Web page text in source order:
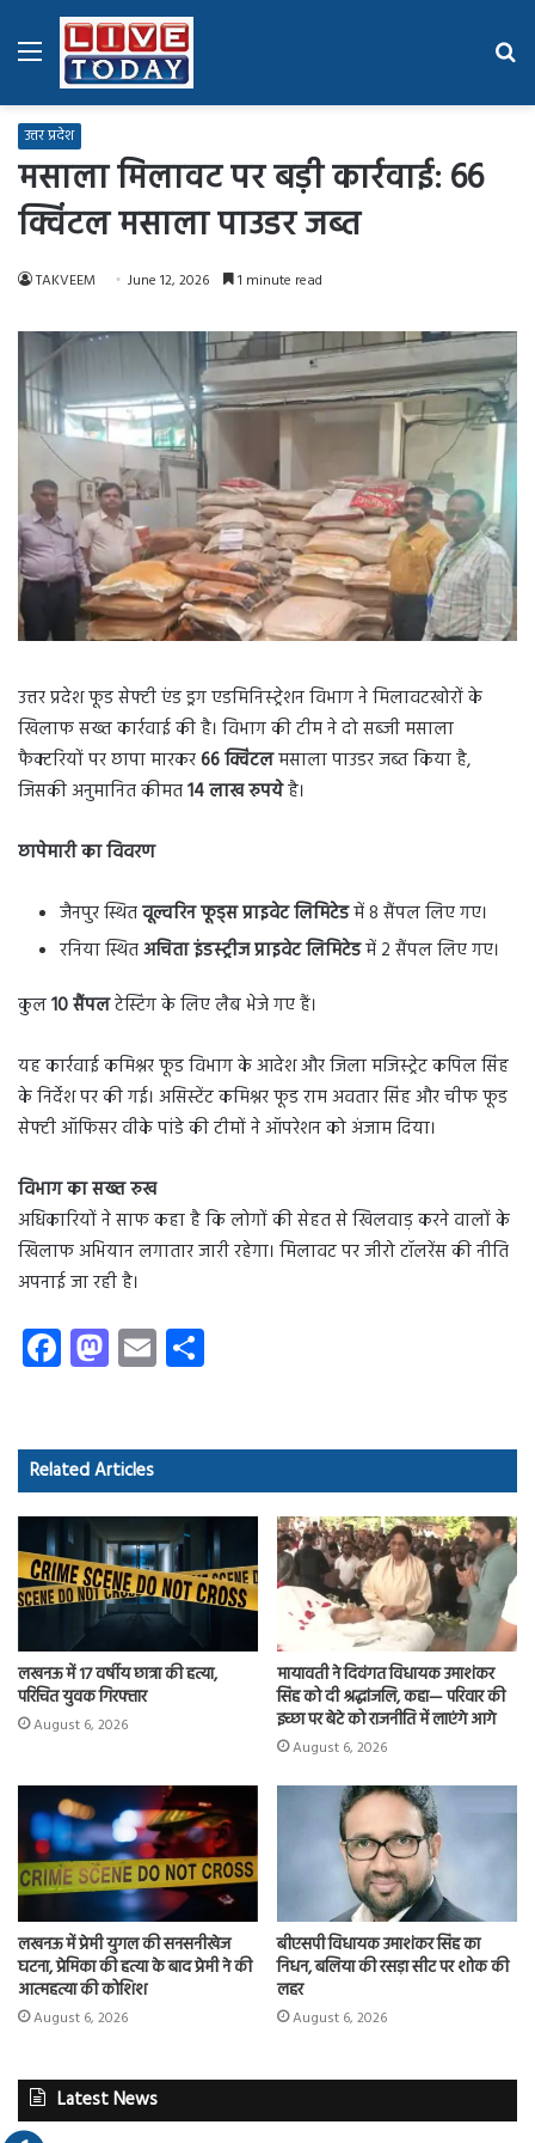
Menu
उत्तर प्रदेश
मसाला मिलावट पर बड़ी कार्रवाई: 66
क्विंटल मसाला पाउडर जब्त
TAKVEEM June 12, 2026 1 minute read
उत्तर प्रदेश फूड सेफ्टी एंड ड्रग एडमिनिस्ट्रेशन विभाग ने मिलावटखोरों के
खिलाफ सख्त कार्रवाई की है। विभाग की टीम ने दो सब्जी मसाला
फैक्टरियों पर छापा मारकर66 क्विंटलमसाला पाउडर जब्त किया है,
जिसकी अनुमानित कीमत14 लाख रुपयेहै।
छापेमारी का विवरण
जैनपुर स्थितवूल्वरिन फूड्स प्राइवेट लिमिटेडमें 8 सैंपल लिए गए।
रनिया स्थितअचिता इंडस्ट्रीज प्राइवेट लिमिटेडमें 2 सैंपल लिए गए।
कुल10 सैंपलटेस्टिंग के लिए लैब भेजे गए हैं।
यह कार्रवाई कमिश्नर फूड विभाग के आदेश और जिला मजिस्ट्रेट कपिल सिंह
के निर्देश पर की गई। असिस्टेंट कमिश्नर फूड राम अवतार सिंह और चीफ फूड
सेफ्टी ऑफिसर वीके पांडे की टीमों ने ऑपरेशन को अंजाम दिया।
विभाग का सख्त रुख
अधिकारियों ने साफ कहा है कि लोगों की सेहत से खिलवाड़ करने वालों के
खिलाफ अभियान लगातार जारी रहेगा। मिलावट पर जीरो टॉलरेंस की नीति
अपनाई जा रही है।
Fa
ce
o
ok
M
as
d
o
n
E
m
Related Articles
लखनऊ में 17 वर्षीय छात्रा की हत्या,
परिचित युवक गिरफ्तार
August 6, 2026
मायावती ने दिवंगत विधायक उमाशंकर
सिंह को दी श्रद्धांजलि, कहा— परिवार की
इच्छा पर बेटे को राजनीति में लाएंगे आगे
August 6, 2026
लखनऊ में प्रेमी युगल की सनसनीखेज
घटना, प्रेमिका की हत्या के बाद प्रेमी ने की
आत्महत्या की कोशिश
August 6, 2026
बीएसपी विधायक उमाशंकर सिंह का
निधन, बलिया की रसड़ा सीट पर शोक की
लहर
August 6, 2026
Latest News